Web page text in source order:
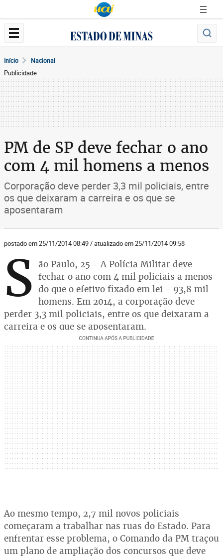
Início Nacional
Publicidade
PM de SP deve fechar o ano
com 4 mil homens a menos
Corporação deve perder 3,3 mil policiais, entre
os que deixaram a carreira e os que se
aposentaram
postado em 25/11/2014 08:49 / atualizado em 25/11/2014 09:58
S ão Paulo, 25 - A Polícia Militar deve
fechar o ano com 4 mil policiais a menos
do que o efetivo fixado em lei - 93,8 mil
homens. Em 2014, a corporação deve
perder 3,3 mil policiais, entre os que deixaram a
carreira e os que se aposentaram.
Ao mesmo tempo, 2,7 mil novos policiais
começaram a trabalhar nas ruas do Estado. Para
enfrentar esse problema, o Comando da PM traçou
um plano de ampliação dos concursos que deve